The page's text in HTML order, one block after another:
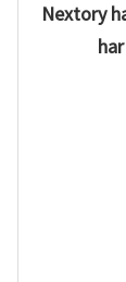
Nextory